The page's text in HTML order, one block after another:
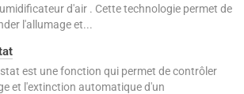
d'air . Cette technologie permet de
l'allumage et...
est une fonction qui permet de contrôler
et l'extinction automatique d'un